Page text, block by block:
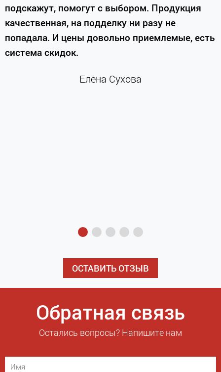
подскажут, помогут с выбором. Продукция
качественная, на подделку ни разу не
попадала. И цены довольно приемлемые, есть
система скидок.
Елена Сухова
ОСТАВИТЬ ОТЗЫВ
Обратная связь
Остались вопросы? Напишите нам